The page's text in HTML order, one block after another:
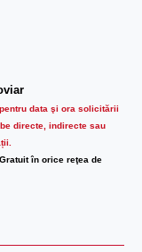
data şi ora solicitării
directe, indirecte sau
în orice reţea de